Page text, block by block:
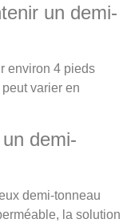
un demi-
environ 4 pieds
varier en
demi-
demi-tonneau
la solution